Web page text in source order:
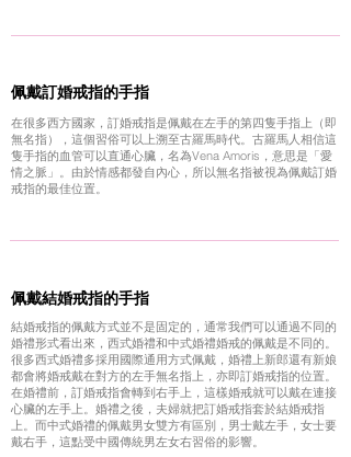
佩戴訂婚戒指的手指
在很多西方國家，訂婚戒指是佩戴在左手的第四隻手指上（即
無名指），這個習俗可以上溯至古羅馬時代。古羅馬人相信這
隻手指的血管可以直通心臟，名為Vena Amoris，意思是「愛
情之脈」。由於情感都發自內心，所以無名指被視為佩戴訂婚
戒指的最佳位置。
佩戴結婚戒指的手指
結婚戒指的佩戴方式並不是固定的，通常我們可以通過不同的
婚禮形式看出來，西式婚禮和中式婚禮婚戒的佩戴是不同的。
很多西式婚禮多採用國際通用方式佩戴，婚禮上新郎還有新娘
都會將婚戒戴在對方的左手無名指上，亦即訂婚戒指的位置。
在婚禮前，訂婚戒指會轉到右手上，這樣婚戒就可以戴在連接
心臟的左手上。婚禮之後，夫婦就把訂婚戒指套於結婚戒指
上。而中式婚禮的佩戴男女雙方有區別，男士戴左手，女士要
戴右手，這點受中國傳統男左女右習俗的影響。